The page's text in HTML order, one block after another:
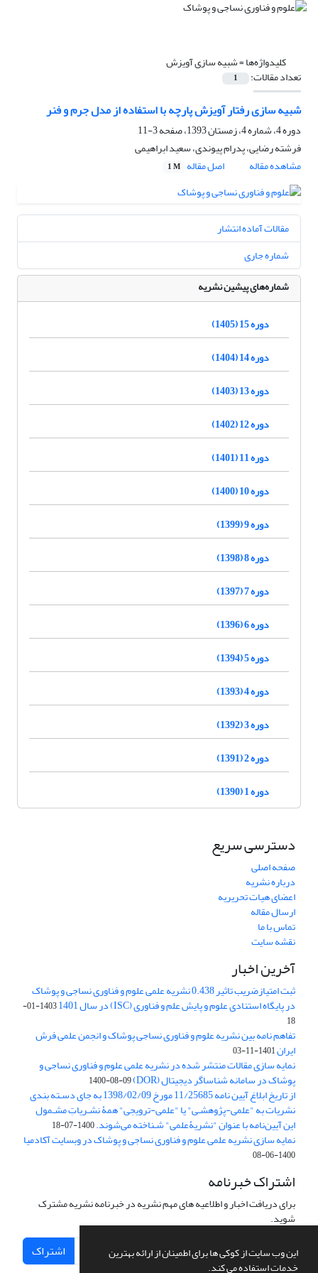
این وب سایت از کوکی ها برای اطمینان از ارائه بهترین
خدمات استفاده می کند.
کلیدواژه‌ها =شبیه سازی آویزش
تعداد مقالات: 1
شبیه سازی رفتار آویزش پارچه با استفاده از مدل جرم و فنر
دوره 4، شماره 4، زمستان 1393، صفحه
3-11
فرشته رضایی، پدرام پیوندی، سعید ابراهیمی
مشاهده مقاله
اصل مقاله 1 M
مقالات آماده انتشار
شماره جاری
شماره‌های پیشین نشریه
دوره 15 (1405)
دوره 14 (1404)
دوره 13 (1403)
دوره 12 (1402)
دوره 11 (1401)
دوره 10 (1400)
دوره 9 (1399)
دوره 8 (1398)
دوره 7 (1397)
دوره 6 (1396)
دوره 5 (1394)
دوره 4 (1393)
دوره 3 (1392)
دوره 2 (1391)
دوره 1 (1390)
دسترسی سریع
صفحه اصلی
درباره نشریه
اعضای هیات تحریریه
ارسال مقاله
تماس با ما
نقشه سایت
آخرین اخبار
ثبت امتیازضریب تاثیر 0.438 نشریه علمی علوم و فناوری نساجی و پوشاک
در پایگاه استنادی علوم و پایش علم و فناوری (ISC) در سال 1401
1403-01-
18
تفاهم نامه بین نشریه علوم و فناوری نساجی پوشاک و انجمن علمی فرش
ایران1401-11-03
نمایه سازی مقالات منتشر شده در نشریه علمی علوم و فناوری نساجی و
پوشاک در سامانه شناساگر دیجیتال (DOR) 1400-08-09
از تاریخ ابلاغ آیین نامه 11/25685 مورخ 1398/02/09 به جای دسـته بندی
نشریات به "علمی-پژوهشـی" یا "علمی-ترویجی" همۀ نشـریاتِ مشـمول
این آیین‌نامه با عنوان "نشریۀعلمی" شـناخته می‌شوند.1400-07-18
نمایه سازی نشریه علمی علوم و فناوری نساجی و پوشاک در وبسایت آکادمیا
1400-06-08
اشتراک خبرنامه
برای دریافت اخبار و اطلاعیه های مهم نشریه در خبرنامه نشریه مشترک
شوید.
اشتراک